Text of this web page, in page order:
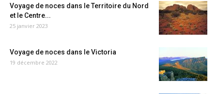
Voyage de noces dans le Territoire du Nord
et le Centre...
25 janvier 2023
Voyage de noces dans le Victoria
19 décembre 2022